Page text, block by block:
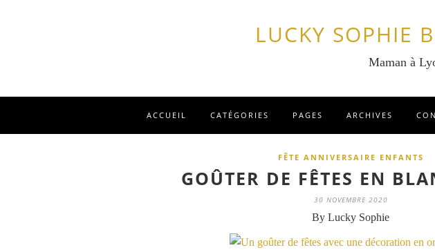
LUCKY SOPHIE
Maman à
ACCUEIL CATÉGORIES PAGES ARCHIVES
FÊTE ANNIVERSAIRE ENFANTS
GOÛTER DE FÊTES EN
30 NOVEMBRE 2020
By Lucky Sophie